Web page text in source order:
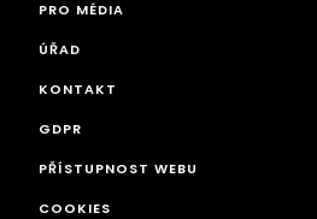
PRO MÉDIA
ÚŘAD
KONTAKT
GDPR
PŘÍSTUPNOST WEBU
COOKIES